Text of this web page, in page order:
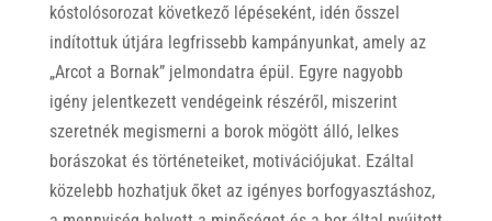
kóstolósorozat következő lépéseként, idén ősszel
indítottuk útjára legfrissebb kampányunkat, amely az
„Arcot a Bornak” jelmondatra épül. Egyre nagyobb
igény jelentkezett vendégeink részéről, miszerint
szeretnék megismerni a borok mögött álló, lelkes
borászokat és történeteiket, motivációjukat. Ezáltal
közelebb hozhatjuk őket az igényes borfogyasztáshoz,